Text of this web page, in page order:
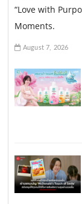
“Love with
Moments.
August 7, 2026